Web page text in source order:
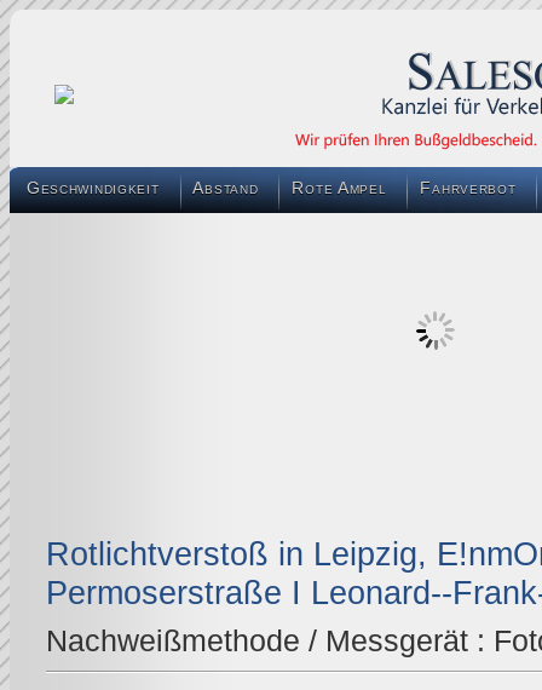
Geschwindigkeit Abstand Rote Ampel Fahrverbot
Rotlichtverstoß in Leipzig,
Permoserstraße I Leonard--
Nachweißmethode / Messgerät :